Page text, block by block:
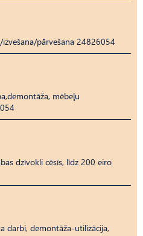
pārvešana 24826054
mēbeļu
dzīvokli cēsīs, līdz 200 eiro
darbi, demontāža-utilizācija,